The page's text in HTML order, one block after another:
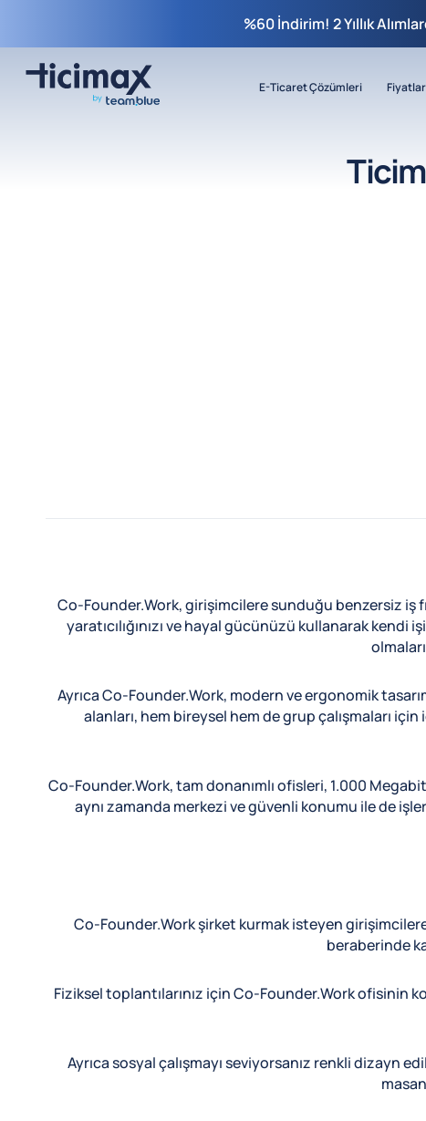
%60 İndirim! 2 Yıllık
E-Ticaret Çözümleri Fiyatlar
Co-Founder.Work, girişimcilere sunduğu benzersiz iş
yaratıcılığınızı ve hayal gücünüzü kullanarak
Ayrıca Co-Founder.Work, modern ve ergonomik
alanları, hem bireysel hem de grup çalışmaları
Co-Founder.Work, tam donanımlı ofisleri, 1.000
aynı zamanda merkezi ve güvenli konumu ile de
Co-Founder.Work şirket kurmak isteyen
beraberinde
Fiziksel toplantılarınız için Co-Founder.Work ofisinin
Ayrıca sosyal çalışmayı seviyorsanız renkli dizayn